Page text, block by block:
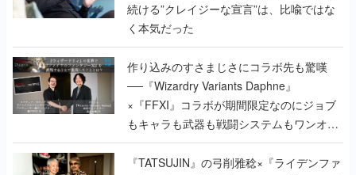
続ける”クレイジーな宣言”は、比喩ではな
く本気だった
作り込みのすさまじさにコラボ先も驚嘆
──『Wizardry Variants Daphne』
×『FFXI』コラボが期間限定なのにジョブ
もキャラも武器も戦闘システムもワンオフ
で作り込まれた理由を両ディレクターに聞
く
『TATSUJIN』の弓削雅稔×『ライデンファ